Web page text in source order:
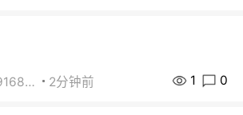
街友49168527 2分钟前 1 0